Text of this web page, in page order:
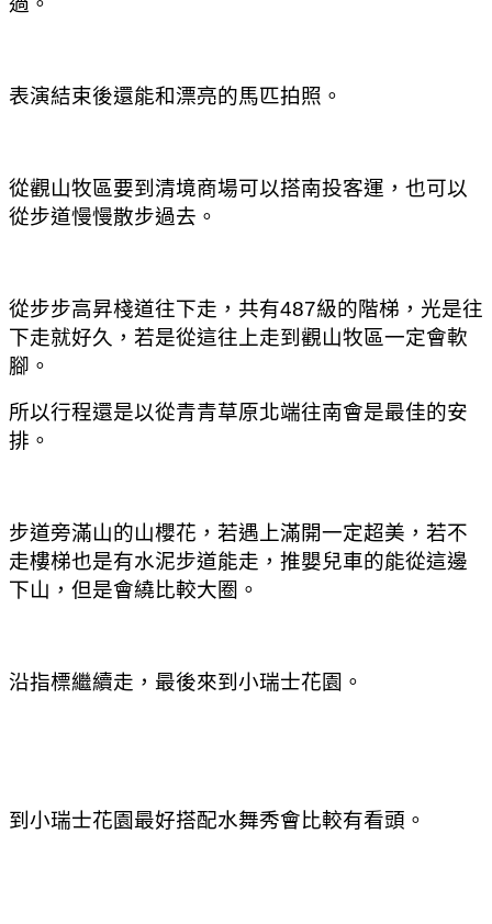
表演結束後還能和漂亮的馬匹拍照。
從觀山牧區要到清境商場可以搭南投客運 ，也可以
從步道慢慢散步過去。
從步步高昇棧道往下走 ，共有487級的階梯 ，光是往
下走就好久 ，若是從這往上走到觀山牧區一定會軟
腳。
所以行程還是以從青青草原北端往南會是最佳的安
排。
步道旁滿山的山櫻花 ，若遇上滿開一定超美 ，若不
走樓梯也是有水泥步道能走 ，推嬰兒車的能從這邊
下山 ，但是會繞比較大圈 。
沿指標繼續走 ， 最後來到小瑞士花園。
到小瑞士花園最好搭配水舞秀會比較有看頭。